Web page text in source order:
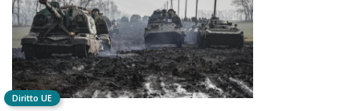
Diritto UE